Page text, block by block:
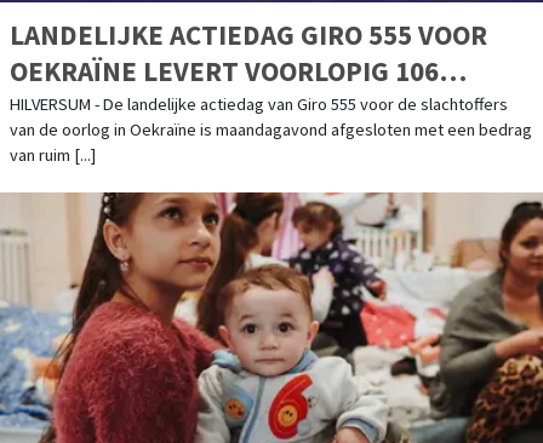
LANDELIJKE ACTIEDAG GIRO 555 VOOR
OEKRAÏNE LEVERT VOORLOPIG 106
MILJOEN EURO OP
HILVERSUM - De landelijke actiedag van Giro 555 voor de slachtoffers
van de oorlog in Oekraïne is maandagavond afgesloten met een bedrag
van ruim [...]